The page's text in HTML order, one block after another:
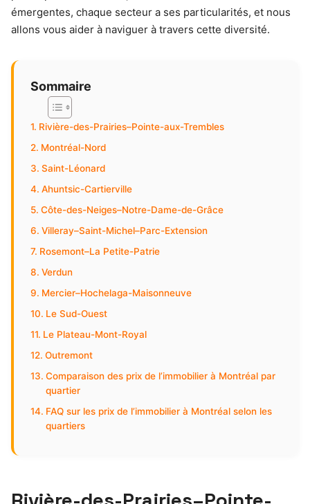
émergentes, chaque secteur a ses particularités, et nous
allons vous aider à naviguer à travers cette diversité.
Sommaire
Rivière-des-Prairies–Pointe-aux-Trembles
Montréal-Nord
Saint-Léonard
Ahuntsic-Cartierville
Côte-des-Neiges–Notre-Dame-de-Grâce
Villeray–Saint-Michel–Parc-Extension
Rosemont–La Petite-Patrie
Verdun
Mercier–Hochelaga-Maisonneuve
Le Sud-Ouest
Le Plateau-Mont-Royal
Outremont
Comparaison des prix de l’immobilier à Montréal par
quartier
FAQ sur les prix de l’immobilier à Montréal selon les
quartiers